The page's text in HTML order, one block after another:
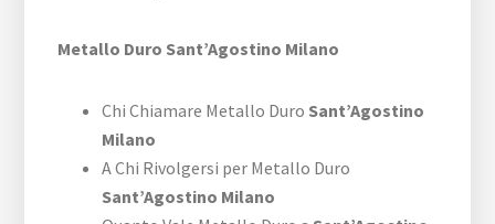
Metallo Duro Sant’Agostino Milano
Chi Chiamare Metallo Duro Sant’Agostino
Milano
A Chi Rivolgersi per Metallo Duro
Sant’Agostino Milano